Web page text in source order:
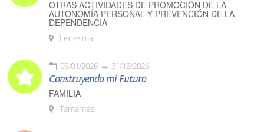
OTRAS ACTIVIDADES DE PROMOCIÓN DE LA
AUTONOMÍA PERSONAL Y PREVENCIÓN DE LA
DEPENDENCIA
Ledesma
09/01/2026 31/12/2026
Construyendo mi Futuro
FAMILIA
Tamames